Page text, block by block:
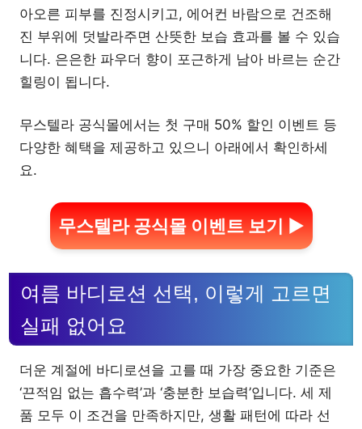
아오른 피부를 진정시키고, 에어컨 바람으로 건조해
진 부위에 덧발라주면 산뜻한 보습 효과를 볼 수 있습
니다. 은은한 파우더 향이 포근하게 남아 바르는 순간
힐링이 됩니다.
무스텔라 공식몰에서는 첫 구매 50% 할인 이벤트 등
다양한 혜택을 제공하고 있으니 아래에서 확인하세
요.
무스텔라 공식몰 이벤트 보기 ▶
여름 바디로션 선택, 이렇게 고르면
실패 없어요
더운 계절에 바디로션을 고를 때 가장 중요한 기준은
‘끈적임 없는 흡수력’과 ‘충분한 보습력’입니다. 세 제
품 모두 이 조건을 만족하지만, 생활 패턴에 따라 선